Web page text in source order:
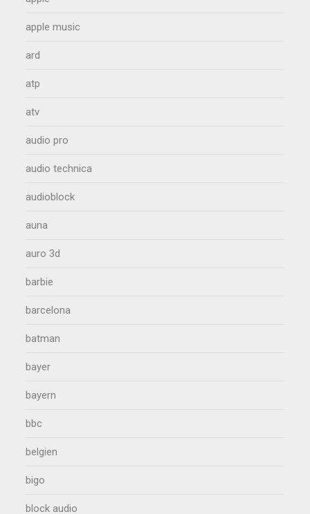
apple music
ard
atp
atv
audio pro
audio technica
audioblock
auna
auro 3d
barbie
barcelona
batman
bayer
bayern
bbc
belgien
bigo
block audio